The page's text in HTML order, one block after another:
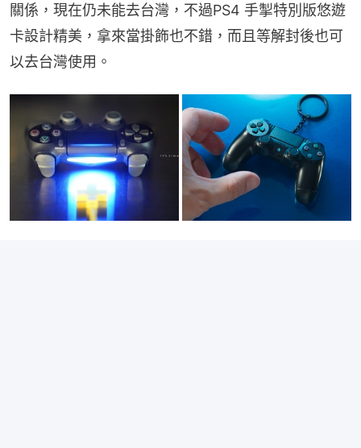
關係，現在仍未能去台灣，不過PS4 手掣特別版悠遊
卡設計精美，拿來當掛飾也不錯，而且等解封後也可
以去台灣使用。